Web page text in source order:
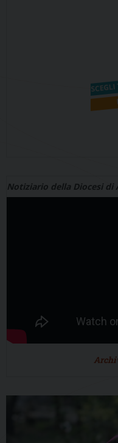
Notiziario della Diocesi di